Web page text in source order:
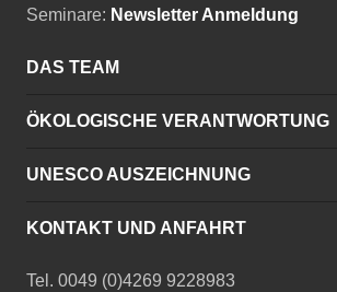
Seminare: Newsletter Anmeldung
DAS TEAM
ÖKOLOGISCHE VERANTWORTUNG
UNESCO AUSZEICHNUNG
KONTAKT UND ANFAHRT
Tel. 0049 (0)4269 9228983